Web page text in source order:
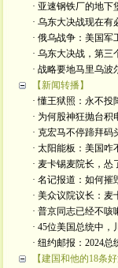
· 亚速钢铁厂的地下
· 乌东大决战现在有
· 俄乌战争：美国军
· 乌东大决战，第三
· 战略要地马里乌波
【新闻转播】
· 懂王狱照：永不投
· 为何股神狂抛台积
· 克宏马不停蹄拜码
· 太阳能板：美国咋
· 麦卡锡麦院长，怂
· 名记报道：如何摧
· 美众议院议长：麦
· 普京同志已经不咳
· 45位美国总统中，
· 纽约邮报：2024总
【建国和他的18条好